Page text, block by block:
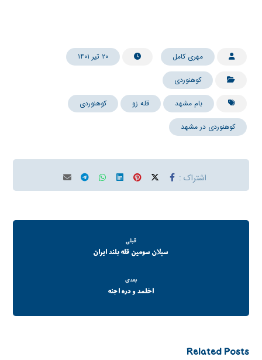
مهری کامل ۲۰ تیر ۱۴۰۱
کوهنوردی
بام مشهد قله زو کوهنوردی
کوهنوردی در مشهد
قبلی
سبلان سومین قله بلند ایران
بعدی
اخلمد و دره اجنه
Related Posts